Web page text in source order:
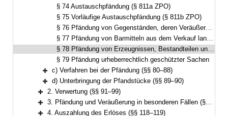
§ 74 Austauschpfändung (§ 811a ZPO)
§ 75 Vorläufige Austauschpfändung (§ 811b ZPO)
§ 76 Pfändung von Gegenständen, deren Veräußerung unzulässig ist oder die dem Washingtoner Artenschutzübereinkommen unterliegen
§ 77 Pfändung von Barmitteln aus dem Verkauf landwirtschaftlicher Erzeugnisse und/oder aus Miet- und Pachtzahlungen (§§ 851a, 851b ZPO)
§ 78 Pfändung von Erzeugnissen, Bestandteilen und Zubehörstücken
§ 79 Pfändung urheberrechtlich geschützter Sachen
Bereich erweitern
c) Verfahren bei der Pfändung (§§ 80–88)
Bereich erweitern
d) Unterbringung der Pfandstücke (§§ 89–90)
Bereich erweitern
2. Verwertung (§§ 91–99)
Bereich erweitern
3. Pfändung und Veräußerung in besonderen Fällen (§§ 100–117)
4. Auszahlung des Erlöses (§§ 118–119)